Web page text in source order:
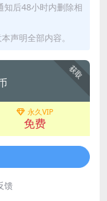
后48小时内删除相
声明全部内容。
获取
永久VIP
免费
馈